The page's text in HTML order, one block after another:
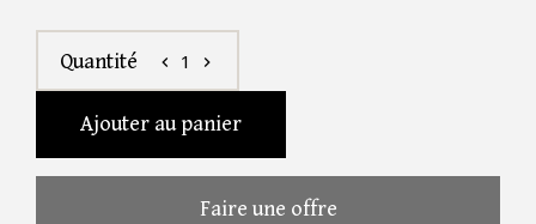
Quantité chevron_left 1 chevron_right
Ajouter au panier
Faire une offre